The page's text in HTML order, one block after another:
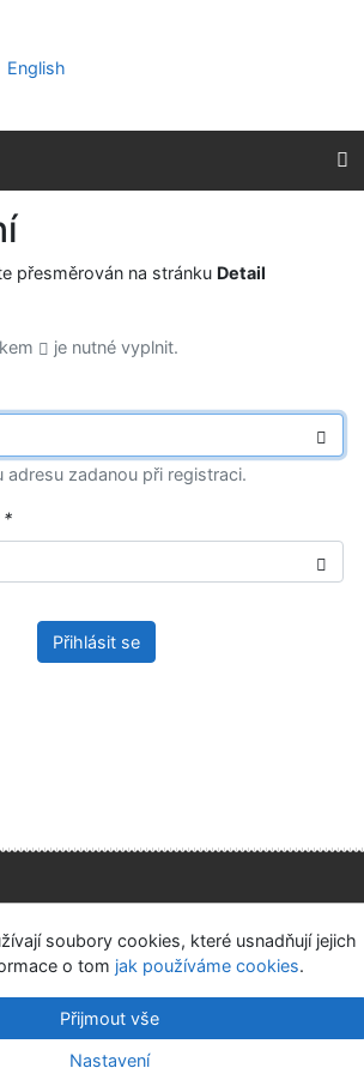
přístupnosti
English
přesměrován na stránku Detail
je nutné vyplnit.
zadanou při registraci.
*
Přihlásit se
Soukromí
Napište nám Nastavení cookies
České republiky
v.4.8.63a-Cosmotron Bohemia, s.r.o.
soubory cookies, které usnadňují jejich
o tom jak používáme cookies.
Přijmout vše
Nastavení